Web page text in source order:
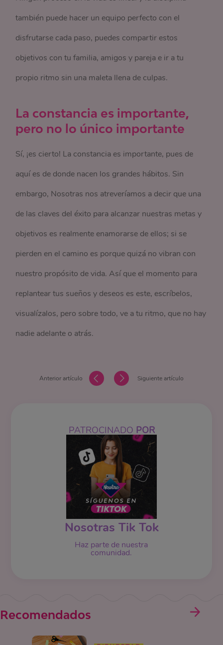
también puede hacer un equipo perfecto con el
disfrutarse cada paso, puedes compartir estos
objetivos con tu familia, amigos y pareja e ir a tu
propio ritmo sin una maleta llena de culpas.
La constancia es importante,
pero no lo único importante
Sí, ¡es cierto! La constancia es importante, pues de
aquí es de donde nacen los grandes hábitos. Sin
embargo, Nosotras nos atreveríamos a decir que una
de las claves del éxito para alcanzar nuestras metas y
objetivos es realmente enamorarse de ellos; si se
pierden en el camino es porque quizá no vibran con
nuestro propósito de vida. Así que el momento para
replantear tus sueños y deseos es este, escríbelos,
visualízalos, pero sobre todo, ve a tu ritmo, que no hay
nadie adelante o atrás.
Anterior artículo Siguiente artículo
PATROCINADO POR
Nosotras Tik Tok
Haz parte de nuestra
comunidad.
Recomendados